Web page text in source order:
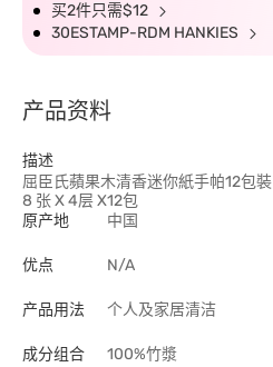
买2件只需$12
30ESTAMP-RDM HANKIES
产品资料
描述
屈臣氏蘋果木清香迷你紙手帕12包裝
8 张 X 4层 X12包
原产地
中国
优点 N/A
产品用法 个人及家居清洁
成分组合 100%竹漿